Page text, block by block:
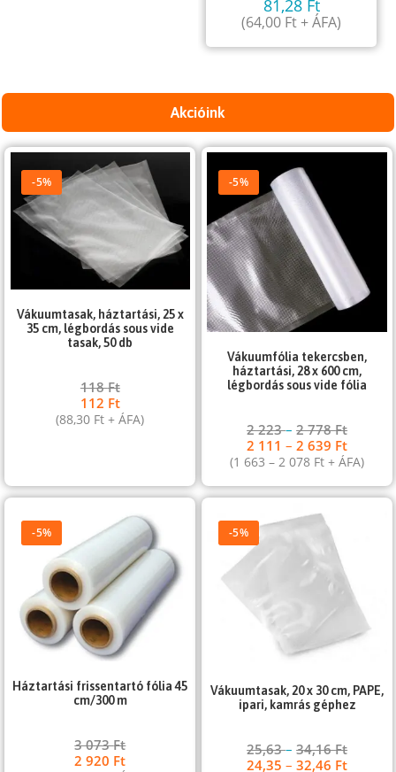
81,28 Ft
(64,00 Ft+ ÁFA)
Akcióink
-5%
Vákuumtasak, háztartási, 25 x
35 cm, légbordás sous vide
tasak, 50 db
118Ft
112 Ft
(88,30 Ft + ÁFA)
-5%
Vákuumfólia tekercsben,
háztartási, 28 x 600 cm,
légbordás sous vide fólia
2 223–2 778Ft
2 111–2 639 Ft
(1 663–2 078 Ft + ÁFA)
-5%
Háztartási frissentartó fólia 45
cm/300 m
3 073Ft
2 920 Ft
-5%
Vákuumtasak, 20 x 30 cm, PAPE,
ipari, kamrás géphez
25,63–34,16Ft
24,35–32,46 Ft